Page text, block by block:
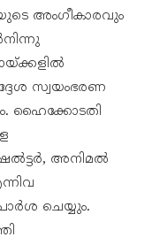
അംഗീകാരവും
സ്വയംഭരണ
ഹൈക്കോടതി
അനിമൽ
ചെയ്യും.